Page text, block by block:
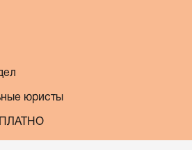
юристы